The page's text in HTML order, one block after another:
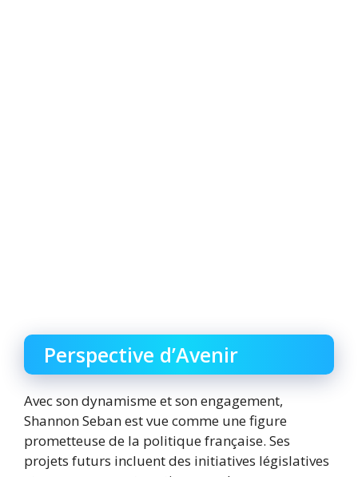
Perspective d’Avenir
Avec son dynamisme et son engagement,
Shannon Seban est vue comme une figure
prometteuse de la politique française. Ses
projets futurs incluent des initiatives législatives